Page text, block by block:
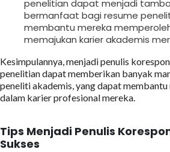
penelitian dapat menjadi
bermanfaat bagi resume
membantu mereka
memajukan karier akademis
Kesimpulannya, menjadi penulis
penelitian dapat memberikan banyak
peneliti akademis, yang dapat
dalam karier profesional mereka.
Tips Menjadi Penulis
Sukses